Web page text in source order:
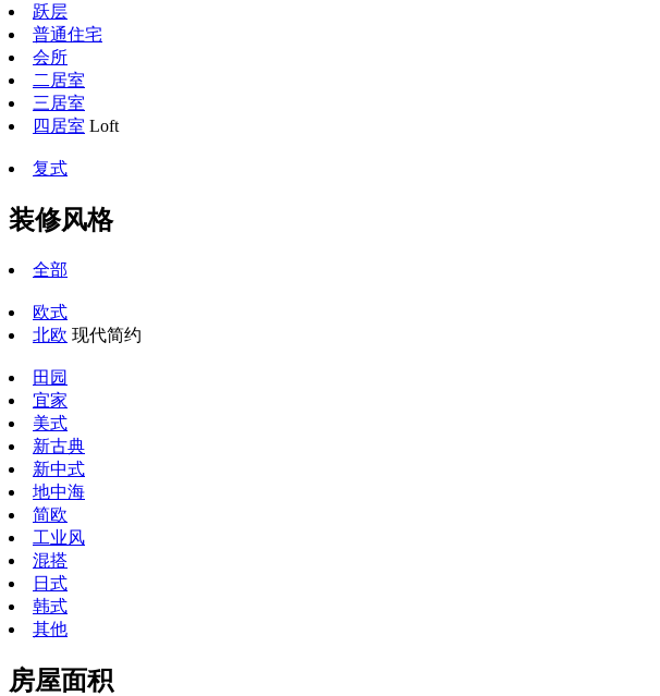
跃层
普通住宅
会所
二居室
三居室
四居室 Loft
复式
装修风格
全部
欧式
北欧 现代简约
田园
宜家
美式
新古典
新中式
地中海
简欧
工业风
混搭
日式
韩式
其他
房屋面积